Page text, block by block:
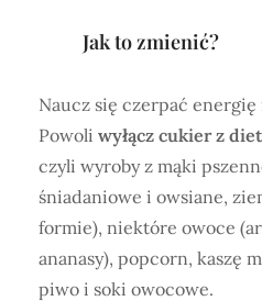
Jak to zmienić?
Naucz się czerpać energię
Powoli wyłącz cukier z
czyli wyroby z mąki
śniadaniowe i owsiane,
formie), niektóre owoce
ananasy), popcorn, kaszę
piwo i soki owocowe.